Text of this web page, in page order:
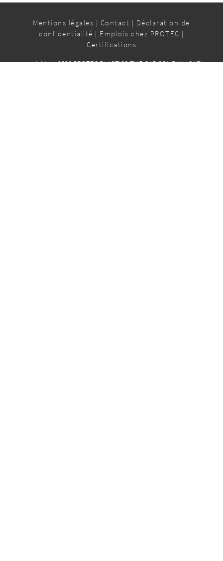
Mentions légales | Contact | Déclaration de
confidentialité | Emplois chez PROTEC |
Certifications
copyright (c) 2026 PROTEC PLASTICS THE CAP COMPANY SARL